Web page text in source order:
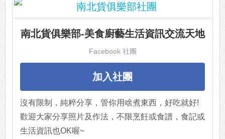
南北貨俱樂部-美食廚藝生活資訊交流天地
Facebook 社團
加入社團
沒有限制，純粹分享，管你用啥煮東西，好吃就好!
歡迎大家分享照片及作法，不限烹飪或食譜，食記或
生活資訊也OK喔~